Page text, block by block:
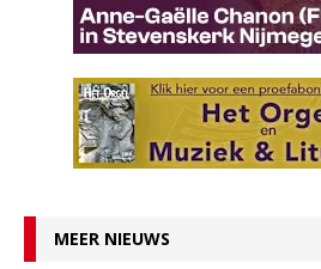
MEER NIEUWS